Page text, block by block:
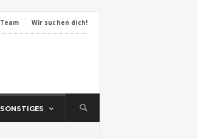
Team Wir suchen dich!
SONSTIGES